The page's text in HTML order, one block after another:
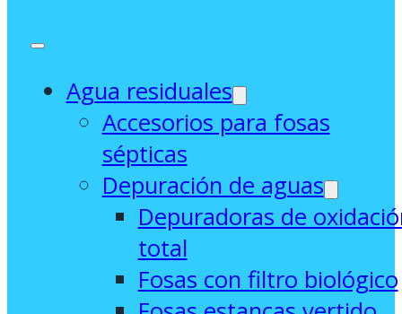
Agua residuales
Accesorios para fosas
sépticas
Depuración de aguas
Depuradoras de
total
Fosas con filtro biológico